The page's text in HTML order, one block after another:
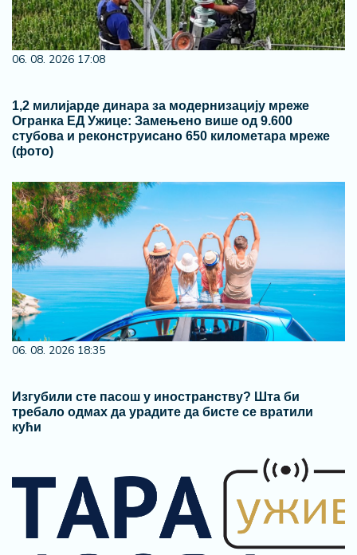
06. 08. 2026 17:08
1,2 милијарде динара за модернизацију мреже
Огранка ЕД Ужице: Замењено више од 9.600
стубова и реконструисано 650 километара мреже
(фото)
06. 08. 2026 18:35
Изгубили сте пасош у иностранству? Шта би
требало одмах да урадите да бисте се вратили
кући